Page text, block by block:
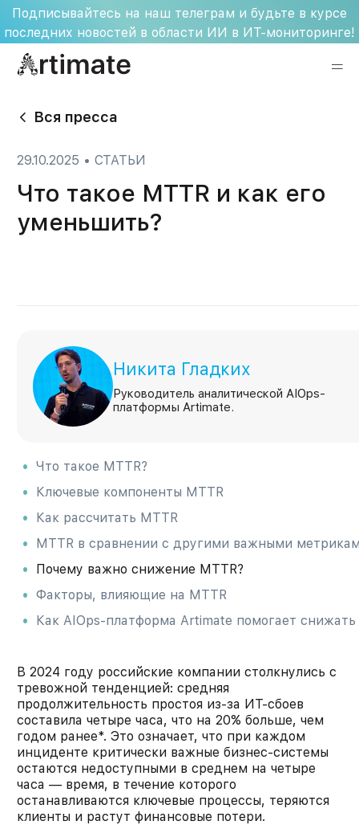
Skip
to
content
Подписывайтесь на наш телеграм и будьте в курсе
последних новостей в области ИИ в ИТ-мониторинге!
Вся пресса
29.10.2025 • СТАТЬИ
Что такое MTTR и как его
уменьшить?
Никита Гладких
Руководитель аналитической AIOps-
платформы Artimate.
Что такое MTTR?
Ключевые компоненты MTTR
Как рассчитать MTTR
MTTR в сравнении с другими важными
Почему важно снижение MTTR?
Факторы, влияющие на MTTR
Как AIOps-платформа Artimate помогает снижать
В 2024 году российские компании столкнулись с
тревожной тенденцией: средняя
продолжительность простоя из-за ИТ-сбоев
составила четыре часа, что на 20% больше, чем
годом ранее*. Это означает, что при каждом
инциденте критически важные бизнес-системы
остаются недоступными в среднем на четыре
часа — время, в течение которого
останавливаются ключевые процессы, теряются
клиенты и растут финансовые потери.​